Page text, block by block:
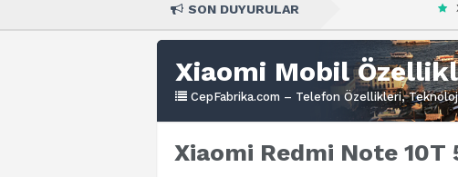
SON DUYURULAR Xiaomi Redmi
Xiaomi Mobil
CepFabrika.com – Telefon Özellikleri,
Xiaomi Redmi Note